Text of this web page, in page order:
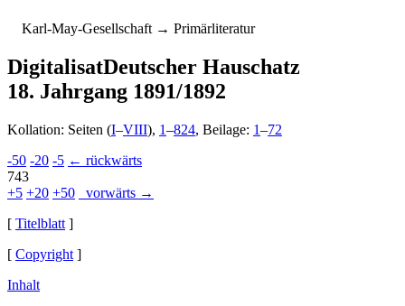
Karl-May-Gesellschaft → Primärliteratur
DigitalisatDeutscher Hauschatz
18. Jahrgang 1891/1892
Kollation: Seiten (I–VIII), 1–824, Beilage: 1–72
-50 -20 -5 ← rückwärts
743
+5 +20 +50
vorwärts →
[ Titelblatt ]
[ Copyright ]
Inhalt